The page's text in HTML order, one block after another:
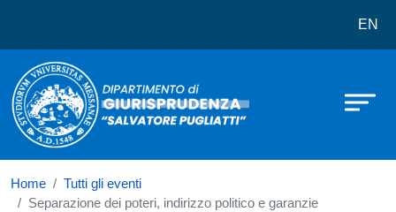
Dipartimento di Giurisprudenza EN
Home
Tutti gli eventi
Separazione dei poteri, indirizzo politico e garanzie